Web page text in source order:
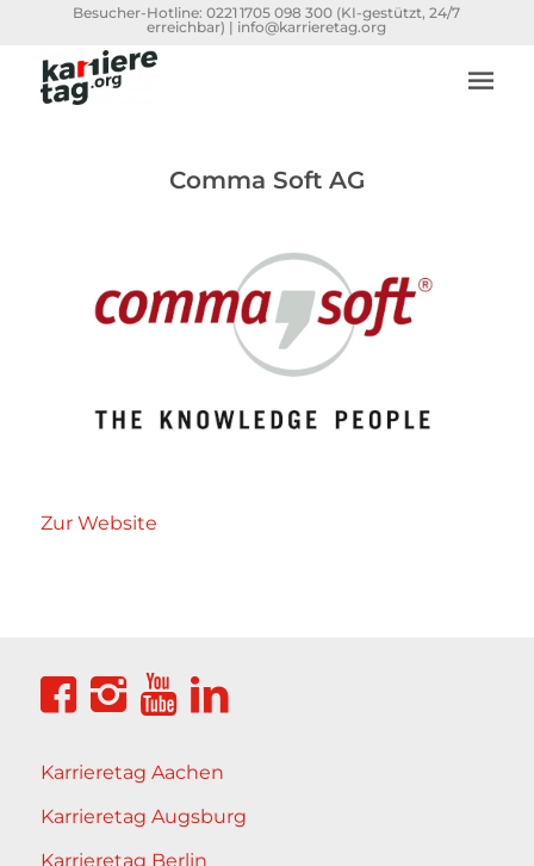
Besucher-Hotline:0221 1705 098 300 (KI-gestützt, 24/7
erreichbar) | info@karrieretag.org
Comma Soft AG
Zur Website
Karrieretag Aachen
Karrieretag Augsburg
Karrieretag Berlin